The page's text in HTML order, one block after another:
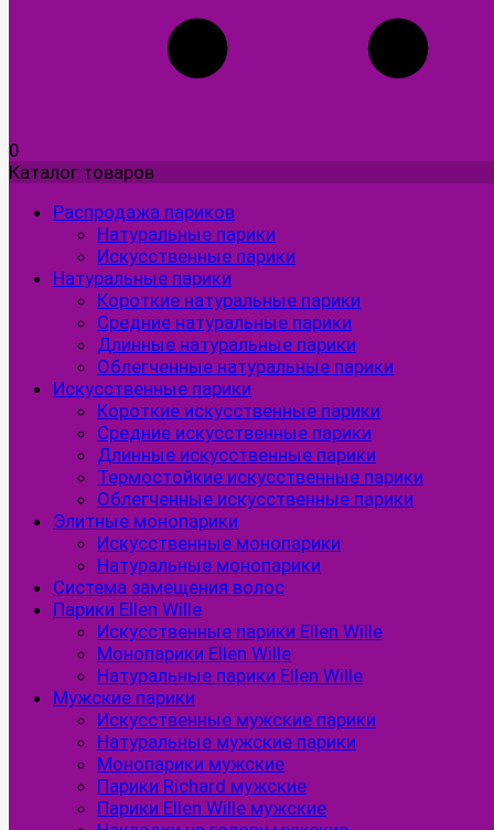
0
Каталог товаров
Распродажа париков
Натуральные парики
Искусственные парики
Натуральные парики
Короткие натуральные парики
Средние натуральные парики
Длинные натуральные парики
Облегченные натуральные парики
Искусственные парики
Короткие искусственные парики
Средние искусственные парики
Длинные искусственные парики
Термостойкие искусственные парики
Облегченные искусственные парики
Элитные монопарики
Искусственные монопарики
Натуральные монопарики
Система замещения волос
Парики Ellen Wille
Искусственные парики Ellen Wille
Монопарики Ellen Wille
Натуральные парики Ellen Wille
Мужские парики
Искусственные мужские парики
Натуральные мужские парики
Монопарики мужские
Парики Richard мужские
Парики Ellen Wille мужские